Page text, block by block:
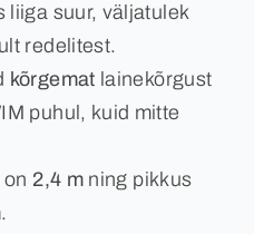
liiga suur, väljatulek
redelitest.
kõrgemat lainekõrgust
puhul, kuid mitte
2,4 mning pikkus
.